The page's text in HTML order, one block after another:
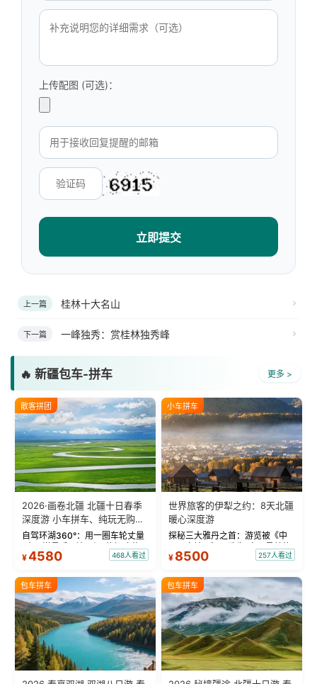
上传配图 (可选)：
立即提交
上一篇 桂林十大名山
下一篇 一峰独秀：赏桂林独秀峰
🔥 新疆包车-拼车 更多 >
散客拼团
2026·画卷北疆 北疆十日春季
深度游 小车拼车、纯玩无购
物！
自驾环湖360°：用一圈车轮丈量
“大西洋最后一滴眼泪”的极致蔚
蓝。 赛湖旅拍：甄选多款风格服
绝美瞬间。 赛湖坦克300跟车视
频：专业摄影师...
¥4580 468人看过
小车拼车
世界旅客的伊犁之约：8天北疆
暖心深度游
探秘三大雅丹之首：游览被《中
国国家地理》评选为“中国最美的
三大雅丹”第一名的克拉玛依魔鬼
瓦人最大村落——禾木村，欣赏
晨雾与小木...
¥ 8500 257人看过
包车拼车 包车拼车